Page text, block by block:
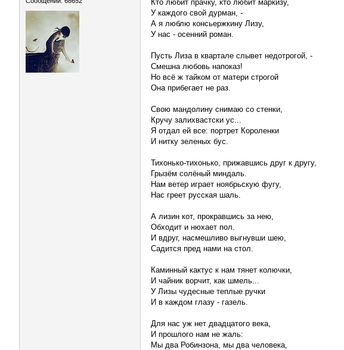
Кто любит прачку, кто любит маркизу,
У каждого свой дурман, -
А я люблю консьержкину Лизу,
У нас - осенний роман.
Пусть Лиза в квартале слывет недотрогой, -
Смешна любовь напоказ!
Но всё ж тайком от матери строгой
Она прибегает не раз.
Свою мандолину снимаю со стенки,
Кручу залихвастски ус...
Я отдал ей все: портрет Короленки
И нитку зеленых бус.
Тихонько-тихонько, прижавшись друг к другу,
Грызём солёный миндаль.
Нам ветер играет ноябрьскую фугу,
Нас греет русская шаль.
А лизин кот, прокравшись за нею,
Обходит и нюхает пол.
И вдруг, насмешливо выгнувши шею,
Садится пред нами на стол.
Каминный кактус к нам тянет колючки,
И чайник ворчит, как шмель...
У Лизы чудесные теплые ручки
И в каждом глазу - газель.
Для нас уж нет двадцатого века,
И прошлого нам не жаль:
Мы два Робинзона, мы два человека,